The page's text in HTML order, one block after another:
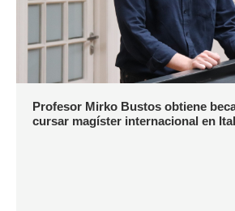
Profesor Mirko Bustos obtiene
cursar magíster internacional en